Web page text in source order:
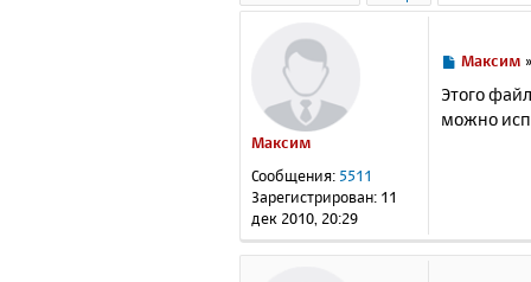
Максим
Сообщения: 5511
Зарегистрирован: 11
дек 2010, 20:29
С
о
б
Максим
Этого
можно